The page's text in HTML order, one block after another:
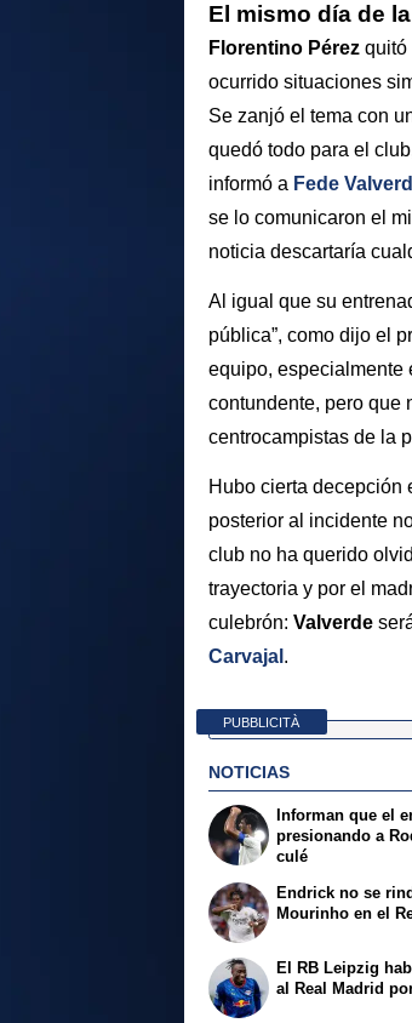
El mismo día de
Florentino Pérez quitó
ocurrido situaciones
Se zanjó el tema con
quedó todo para el
informó a Fede
se lo comunicaron el
noticia descartaría
Al igual que su
pública”, como dijo el
equipo, especialmente
contundente, pero que
centrocampistas de la
Hubo cierta decepción
posterior al incidente
club no ha querido
trayectoria y por el
culebrón: Valverde
Carvajal .
PUBBLICITÀ
NOTICIAS
Informan que el
presionando a
culé
Endrick no se
Mourinho en el
El RB Leipzig
al Real Madrid